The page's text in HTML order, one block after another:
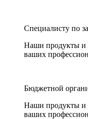
Специалисту по
Наши продукты и
ваших
Бюджетной
Наши продукты и
ваших